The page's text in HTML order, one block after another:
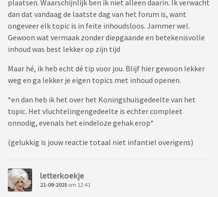
plaatsen. Waarschijnlijk ben ik niet alleen daarin. Ik verwacht
dan dat vandaag de laatste dag van het forum is, want
ongeveer elk topic is in feite inhoudsloos. Jammer wel.
Gewoon wat vermaak zonder diepgaande en betekenisvolle
inhoud was best lekker op zijn tijd
Maar hé, ik heb echt dé tip voor jou. Blijf hier gewoon lekker
weg en ga lekker je eigen topics met inhoud openen.
*en dan heb ik het over het Koningshuisgedeelte van het
topic. Het vluchtelingengedeelte is echter compleet
onnodig, evenals het eindeloze gehak erop*
(gelukkig is jouw reactie totaal niet infantiel overigens)
letterkoekje
21-09-2025 om 12:41